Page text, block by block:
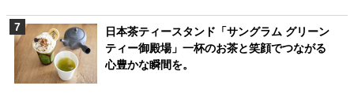
日本茶ティースタンド「サングラム グリーン
ティー御殿場」一杯のお茶と笑顔でつながる
心豊かな瞬間を。